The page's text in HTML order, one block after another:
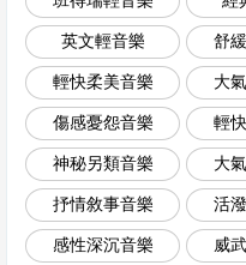
英文輕音樂 舒
輕快柔美音樂 大
傷感憂怨音樂 輕
神秘另類音樂 大
抒情敘事音樂 活
感性深沉音樂 威